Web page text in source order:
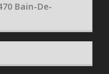
Bain-De-